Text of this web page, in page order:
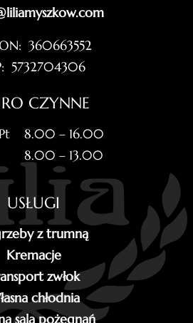
360663552
5732704306
CZYNNE
Pt 8.00 – 16.00
8.00 – 13.00
USŁUGI
z trumną
Kremacje
zwłok
chłodnia
sala pożegnań